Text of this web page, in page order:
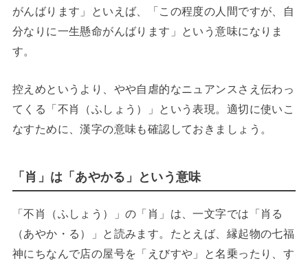
がんばります」といえば、「この程度の人間ですが、自
分なりに一生懸命がんばります」という意味になりま
す。
控えめというより、やや自虐的なニュアンスさえ伝わっ
てくる「不肖（ふしょう）」という表現。適切に使いこ
なすために、漢字の意味も確認しておきましょう。
「肖」は「あやかる」という意味
「不肖（ふしょう）」の「肖」は、一文字では「肖る
（あやか・る）」と読みます。たとえば、縁起物の七福
神にちなんで店の屋号を「えびすや」と名乗ったり、す